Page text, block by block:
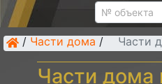
/ Части дома / Части
Части дома